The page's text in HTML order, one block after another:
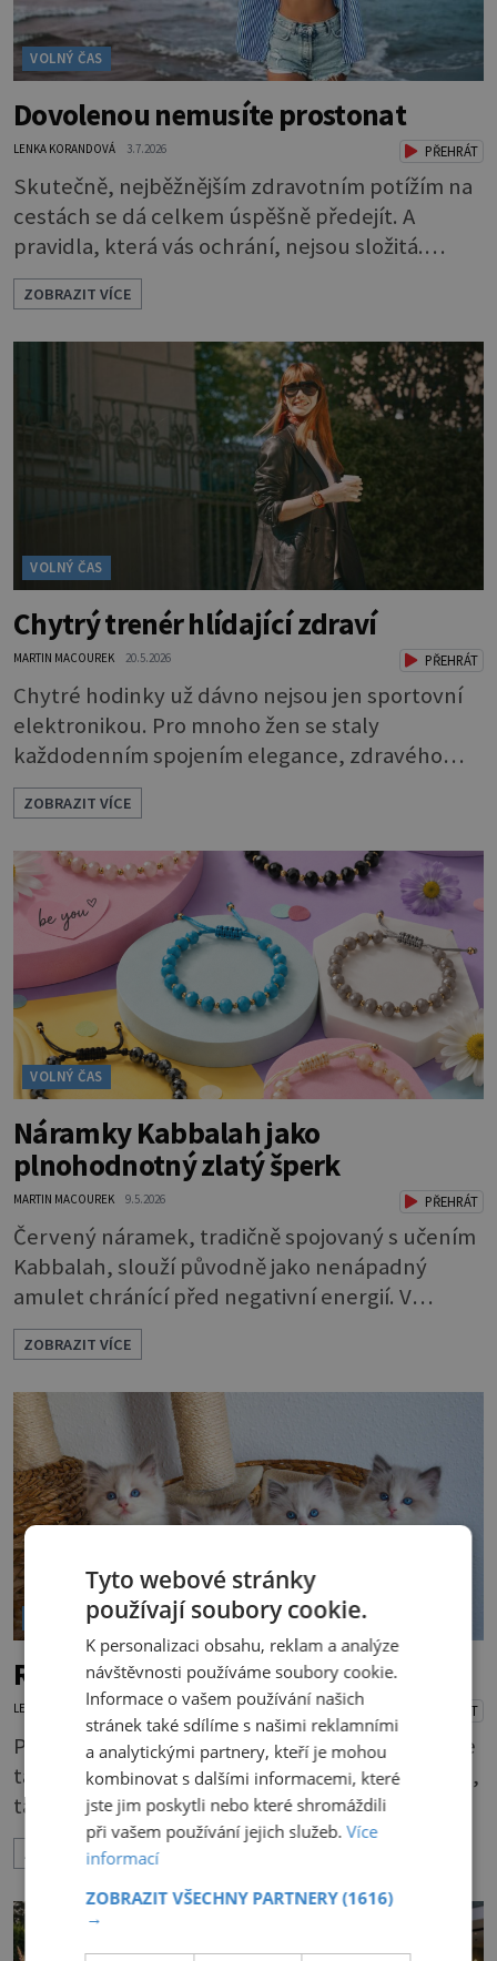
VOLNÝ ČAS
Dovolenou nemusíte prostonat
LENKA KORANDOVÁ 3.7.2026 PŘEHRÁT
Skutečně, nejběžnějším zdravotním potížím na
cestách se dá celkem úspěšně předejít. A
pravidla, která vás ochrání, nejsou složitá.
Riziko na talíři Drtivou většinu cestovatelských
průjmů vyvolávají fekální bakterie. Do kuchyně
se mohou dostat s přirozeně hnojenou
zeleninou a při nedostatečné hygieně při
přípravě a výdeji jídla se snadno rozšíří ze
zeleninového salátu i na další potraviny. Dobro
ZOBRAZIT VÍCE
VOLNÝ ČAS
Chytrý trenér hlídající zdraví
MARTIN MACOUREK 20.5.2026 PŘEHRÁT
Chytré hodinky už dávno nejsou jen sportovní
elektronikou. Pro mnoho žen se staly
každodenním spojením elegance, zdravého
životního stylu a moderních technologií.
Huawei dnes ukazuje, že smartwatch mohou
působit stejně stylově jako klasické hodinky — a
současně nabídnout překvapivě sofistikované
funkce pro péči o zdraví i aktivní život.
Elegantní design, tenké profily, kvalitní
materiály a
ZOBRAZIT VÍCE
VOLNÝ ČAS
Náramky Kabbalah jako
plnohodnotný zlatý šperk
MARTIN MACOUREK 9.5.2026 PŘEHRÁT
Červený náramek, tradičně spojovaný s učením
Kabbalah, slouží původně jako nenápadný
amulet chránící před negativní energií. V
současné šperkařské tvorbě se však tento
symbol posouvá na zcela novou úroveň. Značka
Aurino racionálně spojuje historický význam
červené šňůrky s trvalou hodnotou drahého
kovu, čímž vzniká elegantní a plnohodnotný
šperk vhodný pro každodenní nošení. Náramky
Kabbalah z
ZOBRAZIT VÍCE
VOLNÝ ČAS
Ragdoll vás okouzlí
LENKA KORANDOVÁ 7.5.2026 PŘEHRÁT
Pokud se poohlížíte po kočičce, ale chtěli byste
takovou, která by měla také trochu psí povahu,
tak ragdollka, jak jí lidé říkají, je ta správná
volba. Ne nadarmo se jí říká také kočkopes. Má
krásné modré oči, které vás hned uhranou, a
jemný kožíšek. A je opravdu hodně veliká. To je
asi první dojem. Kocour může vážit až 10
ZOBRAZIT VÍCE
Tyto webové stránky
používají soubory cookie.
K personalizaci obsahu, reklam a analýze
návštěvnosti používáme soubory cookie.
Informace o vašem používání našich
stránek také sdílíme s našimi reklamními
a analytickými partnery, kteří je mohou
kombinovat s dalšími informacemi, které
jste jim poskytli nebo které shromáždili
při vašem používání jejich služeb.Více
informací
ZOBRAZIT VŠECHNY PARTNERY(1616)
→